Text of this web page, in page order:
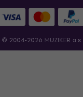
© 2004-2026 MUZIKER a.s.